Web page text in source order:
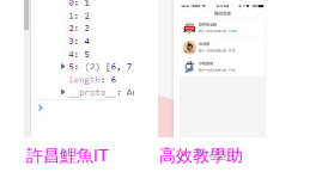
學習指南
代浪潮
許昌鯉魚IT
高效教學助